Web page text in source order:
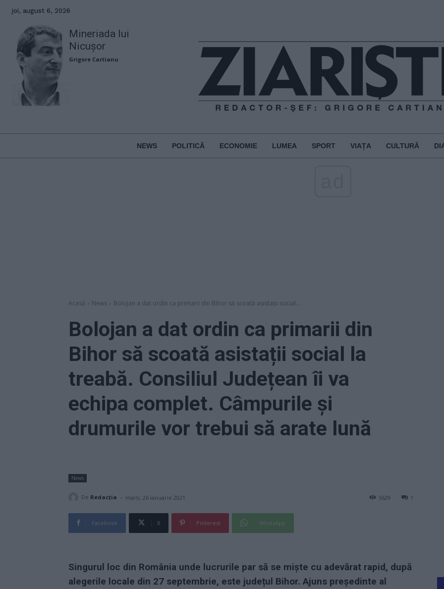
joi, august 6, 2026
Mineriada lui
Nicușor
Grigore Cartianu
NEWS POLITICĂ ECONOMIE LUMEA SPORT VIAȚA CULTURĂ
Acasă News Bolojan a dat ordin ca primarii din Bihor să scoată asistații social...
Bolojan a dat ordin ca primarii din
Bihor să scoată asistații social la
treabă. Consiliul Județean îi va
echipa complet. Câmpurile și
drumurile vor trebui să arate lună
News
De Redacţia - marți, 26 ianuarie 2021 1
5629
Facebook X Pinterest WhatsApp
Singurul loc din România unde lucrurile par să se miște cu adevărat rapid, după
alegerile locale din 27 septembrie, este județul Bihor. Ajuns președinte al